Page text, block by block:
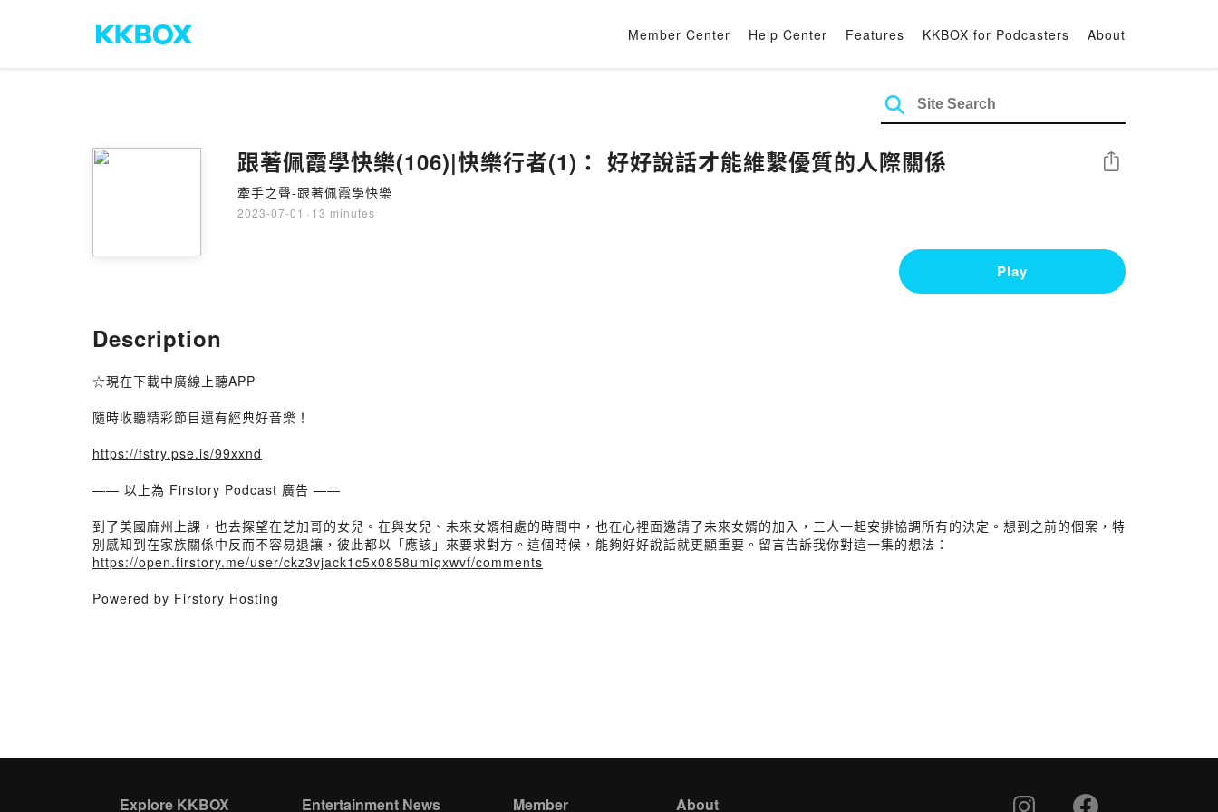
Member Center Help Center Features KKBOX for Podcasters About
跟著佩霞學快樂(106)|快樂行者(1)： 好好說話才能維繫優質的人際關係
牽手之聲-跟著佩霞學快樂
2023-07-01 · 13 minutes
Share
Play
Description
☆現在下載中廣線上聽APP
隨時收聽精彩節目還有經典好音樂！
https://fstry.pse.is/99xxnd
—— 以上為 Firstory Podcast 廣告 ——
到了美國麻州上課，也去探望在芝加哥的女兒。在與女兒、未來女婿相處的時間中，也在心裡面邀請了未來女婿的加入，三人一起安排協調所有的決定。想到之前的個案，特
別感知到在家族關係中反而不容易退讓，彼此都以「應該」來要求對方。這個時候，能夠好好說話就更顯重要。留言告訴我你對這一集的想法：
https://open.firstory.me/user/ckz3vjack1c5x0858umiqxwvf/comments
Powered by Firstory Hosting
Explore KKBOX Entertainment News Member About